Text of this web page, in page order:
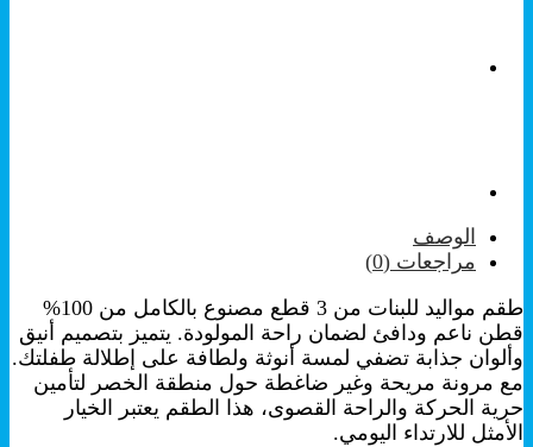
الوصف
مراجعات (0)
طقم مواليد للبنات من 3 قطع مصنوع بالكامل من 100%
قطن ناعم ودافئ لضمان راحة المولودة. يتميز بتصميم أنيق
وألوان جذابة تضفي لمسة أنوثة ولطافة على إطلالة طفلتك.
مع مرونة مريحة وغير ضاغطة حول منطقة الخصر لتأمين
حرية الحركة والراحة القصوى، هذا الطقم يعتبر الخيار
الأمثل للارتداء اليومي.